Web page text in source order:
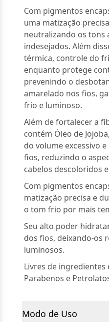
Com pigmentos
uma matização
neutralizando os tons
indesejados. Além
térmica, controle do
enquanto protege
prevenindo o
amarelado nos fios,
frio e luminoso.
Além de fortalecer a
contém Óleo de
do volume excessivo
fios, reduzindo o
cabelos descoloridos
Com pigmentos
matização precisa e
o tom frio por mais
Seu alto poder
dos fios, deixando-os
luminosos.
Livres de
Parabenos e
Modo de Uso